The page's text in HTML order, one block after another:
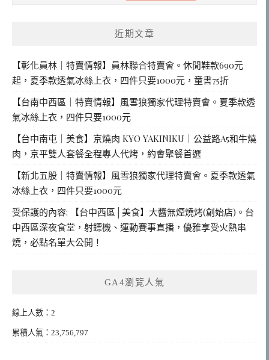
近期文章
【彰化員林｜特賣情報】員林聯合特賣會。休閒鞋款690元
起，夏季款透氣冰絲上衣，四件只要1000元，童書75折
【台南中西區｜特賣情報】風雪狼獨家代理特賣會。夏季款透
氣冰絲上衣，四件只要1000元
【台中南屯｜美食】京燒肉 KYO YAKINIKU｜公益路A5和牛燒
肉，京平雙人套餐全程專人代烤，約會聚餐首選
【新北五股｜特賣情報】風雪狼獨家代理特賣會。夏季款透氣
冰絲上衣，四件只要1000元
受保護的內容: 【台中西區│美食】大醬無煙燒烤(創始店)。台
中西區深夜食堂，射鏢機、運動賽事直播，優雅享受火熱串
燒，必點名單大公開！
GA4瀏覽人氣
線上人數：2
累積人氣：23,756,797